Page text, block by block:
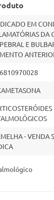
EM
DA
E
- VENDA